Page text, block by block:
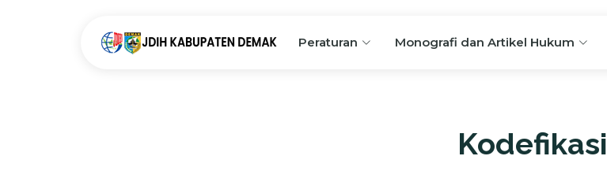
Peraturan Monografi dan Artikel Hukum
Kodefikasi